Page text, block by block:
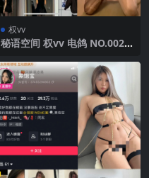
权vv
秘语空间 权vv 电鸽 NO.002